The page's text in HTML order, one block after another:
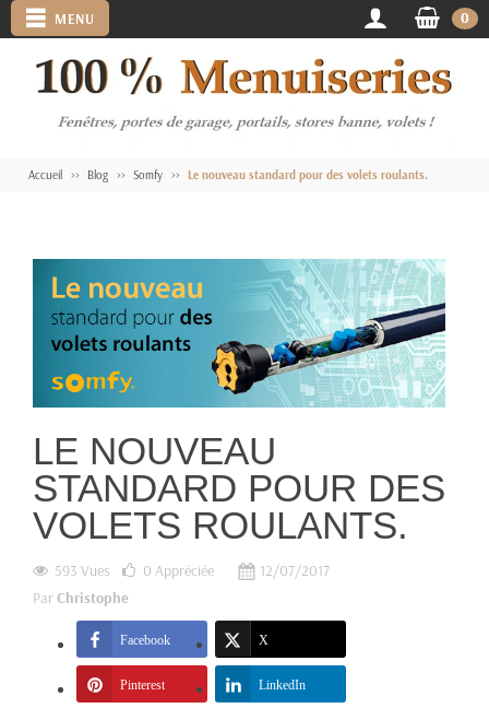
MENU 0
Accueil Blog Somfy Le nouveau standard pour des volets roulants.
LE NOUVEAU
STANDARD POUR DES
VOLETS ROULANTS.
593 Vues 0 Appréciée
12/07/2017
ParChristophe
Facebook X
Pinterest LinkedIn